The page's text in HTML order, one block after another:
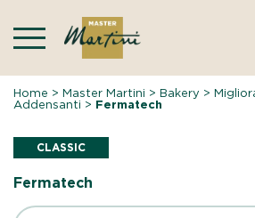
content
Home >Master Martini >Bakery >
Addensanti > Fermatech
CLASSIC
Fermatech